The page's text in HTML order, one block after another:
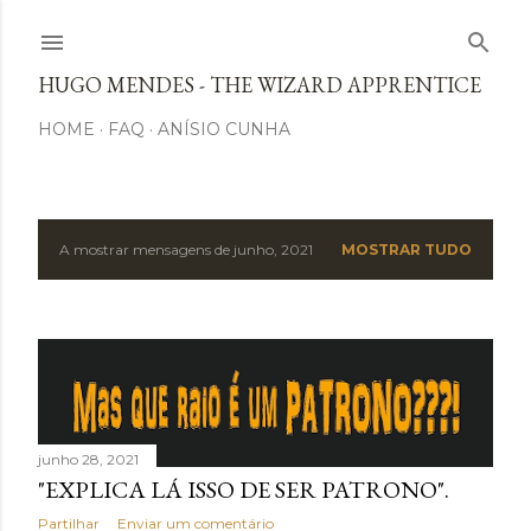
HUGO MENDES - THE WIZARD APPRENTICE
HOME FAQ ANÍSIO CUNHA
M
a
g
A mostrar mensagens de junho, 2021 MOSTRAR TUDO
junho 28, 2021
"EXPLICA LÁ ISSO DE SER PATRONO".
Partilhar Enviar um comentário